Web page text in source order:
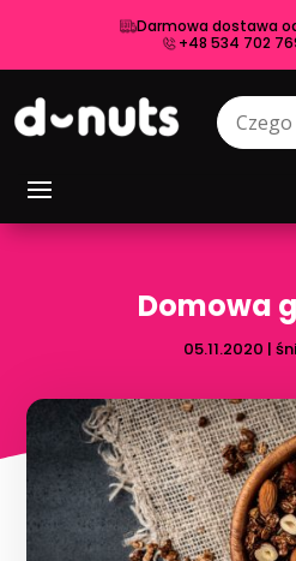
Darmowa dostawa
+48 534 702
Domowa
05.11.2020 |